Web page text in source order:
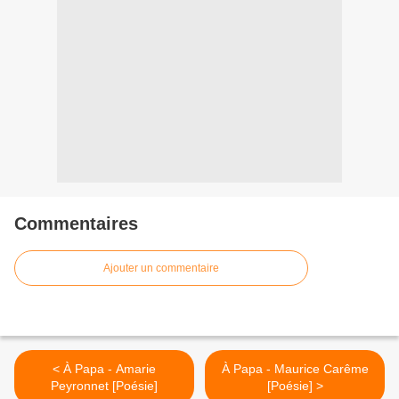
Commentaires
Ajouter un commentaire
< À Papa - Amarie
Peyronnet [Poésie]
À Papa - Maurice Carême
[Poésie] >